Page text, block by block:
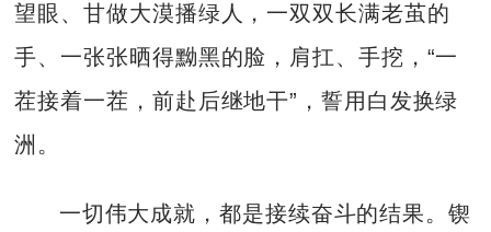
望眼、甘做大漠播绿人，一双双长满老茧的
手、一张张晒得黝黑的脸，肩扛、手挖，“一
茬接着一茬，前赴后继地干”，誓用白发换绿
洲。
一切伟大成就，都是接续奋斗的结果。锲